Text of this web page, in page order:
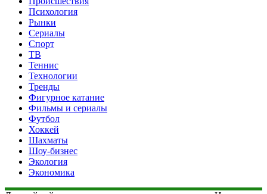
Психология
Рынки
Сериалы
Спорт
ТВ
Теннис
Технологии
Тренды
Фигурное катание
Фильмы и сериалы
Футбол
Хоккей
Шахматы
Шоу-бизнес
Экология
Экономика